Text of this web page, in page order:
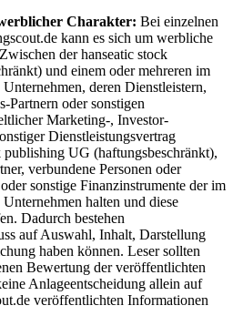
Charakter: Bei einzelnen
kann es sich um werbliche
der hanseatic stock
und einem oder mehreren im
deren Dienstleistern,
Partnern oder sonstigen
Marketing-, Investor-
Dienstleistungsvertrag
publishing UG (haftungsbeschränkt),
verbundene Personen oder
sonstige Finanzinstrumente der im
halten und diese
Dadurch bestehen
auf Auswahl, Inhalt, Darstellung
haben können. Leser sollten
Bewertung der veröffentlichten
Anlageentscheidung allein auf
veröffentlichten Informationen